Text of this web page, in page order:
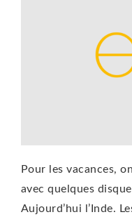
Pour les vacances,
avec quelques
Aujourd’hui l’Inde.